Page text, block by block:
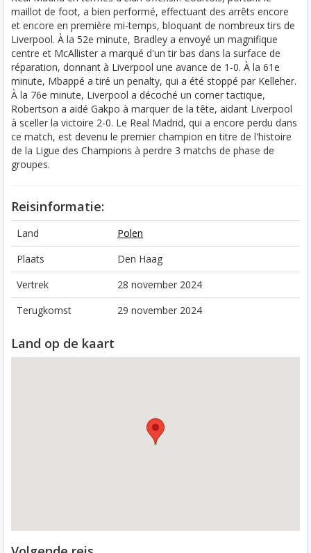
maillot de foot, a bien performé, effectuant des arrêts encore
et encore en première mi-temps, bloquant de nombreux tirs de
Liverpool. À la 52e minute, Bradley a envoyé un magnifique
centre et McAllister a marqué d'un tir bas dans la surface de
réparation, donnant à Liverpool une avance de 1-0. À la 61e
minute, Mbappé a tiré un penalty, qui a été stoppé par Kelleher.
À la 76e minute, Liverpool a décoché un corner tactique,
Robertson a aidé Gakpo à marquer de la tête, aidant Liverpool
à sceller la victoire 2-0. Le Real Madrid, qui a encore perdu dans
ce match, est devenu le premier champion en titre de l'histoire
de la Ligue des Champions à perdre 3 matchs de phase de
groupes.
Reisinformatie:
Land
Polen
Plaats
Den Haag
Vertrek
28 november 2024
Terugkomst
29 november 2024
Land op de kaart